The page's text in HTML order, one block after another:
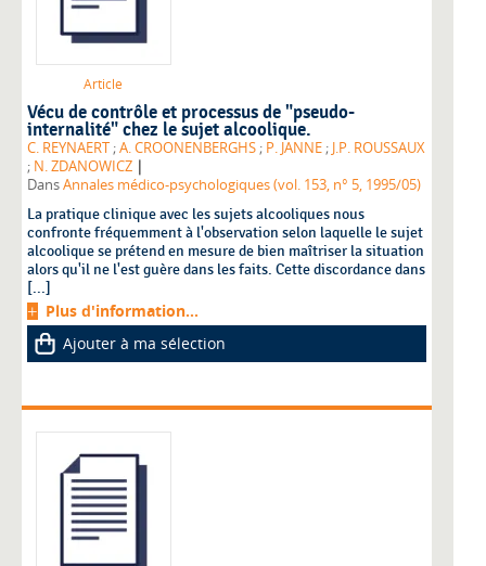
Article
Vécu de contrôle et processus de "pseudo-
internalité" chez le sujet alcoolique.
C. REYNAERT ;A. CROONENBERGHS ; P. JANNE ; J.P. ROUSSAUX
; N. ZDANOWICZ |
DansAnnales médico-psychologiques (vol. 153, n° 5, 1995/05)
La pratique clinique avec les sujets alcooliques nous
confronte fréquemment à l'observation selon laquelle le sujet
alcoolique se prétend en mesure de bien maîtriser la situation
alors qu'il ne l'est guère dans les faits. Cette discordance dans
[...]
Plus d'information...
Ajouter à ma sélection